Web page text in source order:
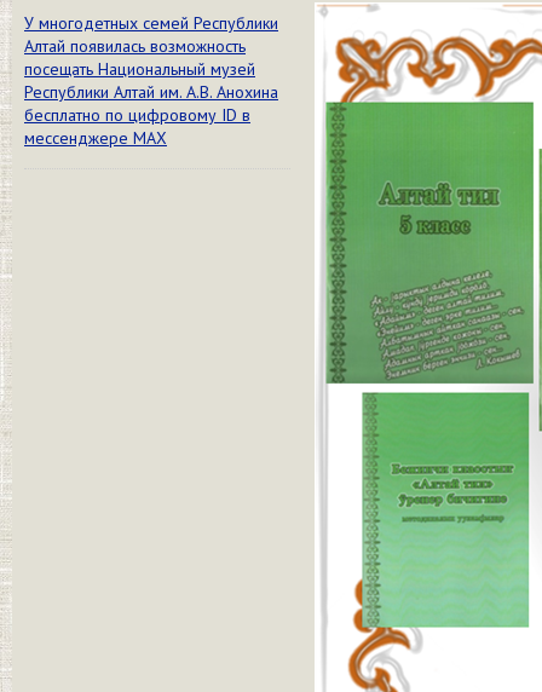
У многодетных семей Республики
Алтай появилась возможность
посещать Национальный музей
Республики Алтай им. А.В. Анохина
бесплатно по цифровому ID в
мессенджере МАХ